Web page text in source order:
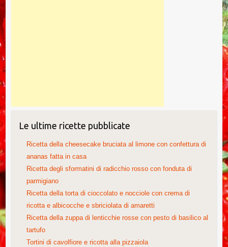
Le ultime ricette pubblicate
Ricetta della cheesecake bruciata al limone con confettura di
ananas fatta in casa
Ricetta degli sformatini di radicchio rosso con fonduta di
parmigiano
Ricetta della torta di cioccolato e nocciole con crema di
ricotta e albicocche e sbriciolata di amaretti
Ricetta della zuppa di lenticchie rosse con pesto di basilico al
tartufo
Tortini di cavolfiore e ricotta alla pizzaiola